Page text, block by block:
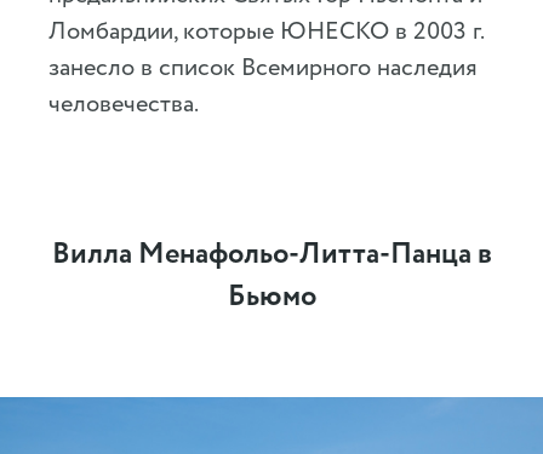
Ломбардии, которые ЮНЕСКО в 2003 г.
занесло в список Всемирного наследия
человечества.
Вилла Менафольо-Литта-Панца в
Бьюмо